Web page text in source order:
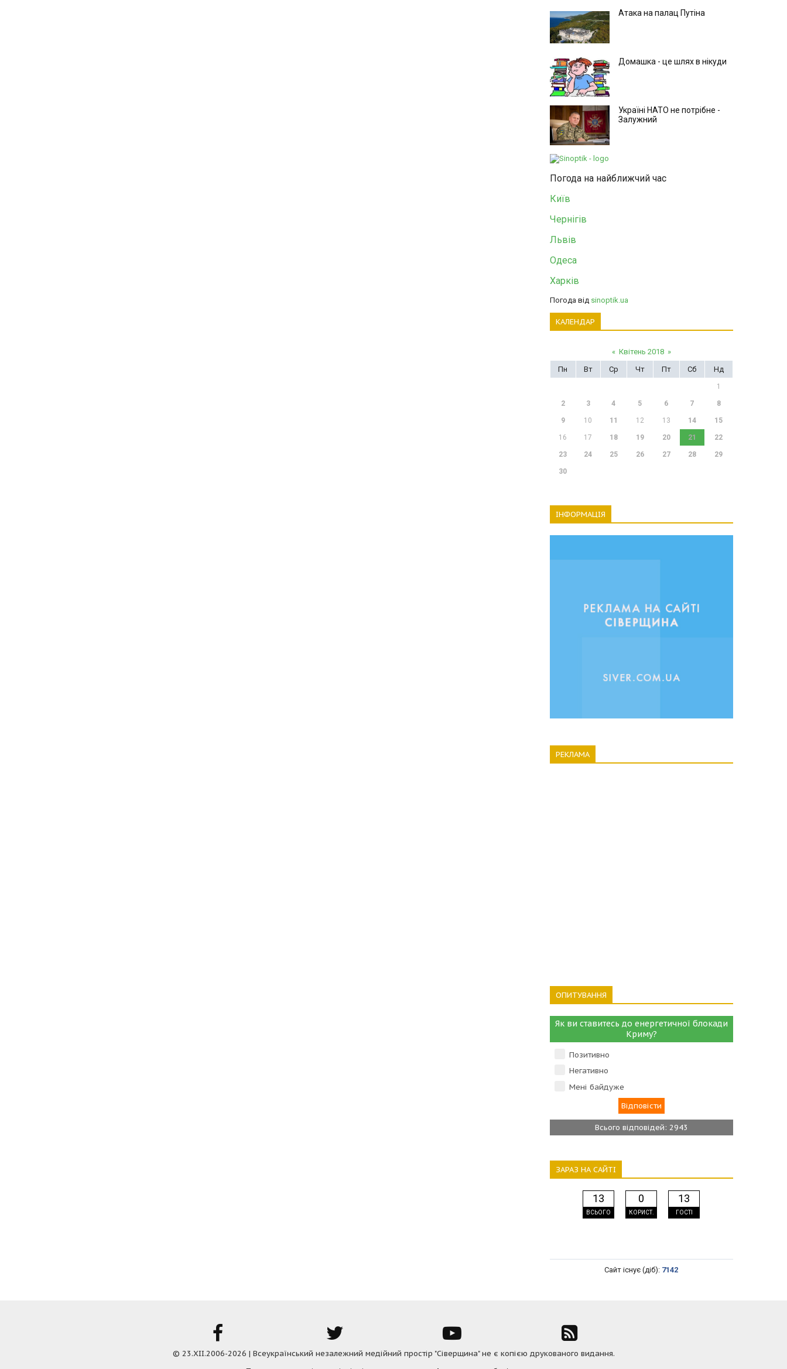
Атака на палац Путіна
Домашка - це шлях в нікуди
Україні НАТО не потрібне -
Залужний
Погода на найближчий час
Київ
Чернігів
Львів
Одеса
Харків
Погода від sinoptik.ua
КАЛЕНДАР
« Квітень 2018 »
Пн
Вт Ср Чт Пт Сб Нд
1
2 3 4 5 6 7 8
9 10 11 12 13 14 15
16 17 18 19 20 21 22
23 24 25 26 27 28 29
30
ІНФОРМАЦІЯ
РЕКЛАМА
ОПИТУВАННЯ
Як ви ставитесь до енергетичної блокади
Криму?
Позитивно
Негативно
Мені байдуже
Всього відповідей: 2943
ЗАРАЗ НА САЙТІ
13
ВСЬОГО
0
КОРИСТ.
13
ГОСТІ
Сайт існує (діб): 7142
© 23.XII.2006-2026 | Всеукраїнський незалежний медійний простір "Сіверщина" не є копією друкованого видання.